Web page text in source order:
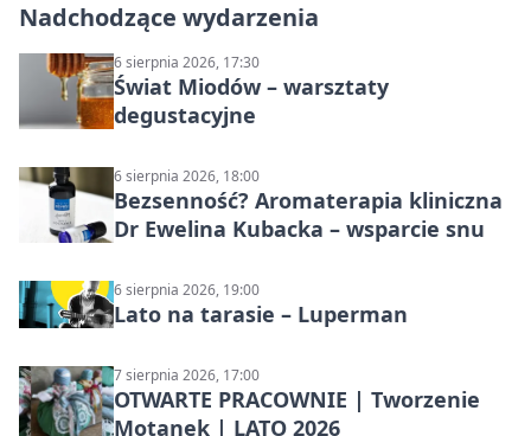
Nadchodzące wydarzenia
6 sierpnia 2026, 17:30
Świat Miodów – warsztaty
degustacyjne
6 sierpnia 2026, 18:00
Bezsenność? Aromaterapia kliniczna
Dr Ewelina Kubacka – wsparcie snu
6 sierpnia 2026, 19:00
Lato na tarasie – Luperman
7 sierpnia 2026, 17:00
OTWARTE PRACOWNIE | Tworzenie
Motanek | LATO 2026